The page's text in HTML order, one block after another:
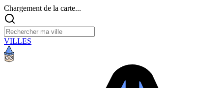
Chargement de la carte...
VILLES